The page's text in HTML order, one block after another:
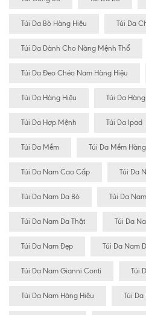
Túi Da Bò Hàng Hiệu Túi Da
Túi Da Dành Cho Nàng Mệnh Thổ
Túi Da Đeo Chéo Nam Hàng Hiệu
Túi Da Hàng Hiệu Túi Da
Túi Da Hợp Mệnh Túi Da Ipad
Túi Da Mềm Túi Da Mềm
Túi Da Nam Cao Cấp Túi Da
Túi Da Nam Da Bò Túi Da
Túi Da Nam Da Thật Túi Da
Túi Da Nam Đẹp Túi Da Nam
Túi Da Nam Gianni Conti Túi
Túi Da Nam Hàng Hiệu Túi